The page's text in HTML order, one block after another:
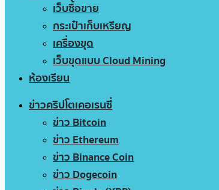
เว็บซื้อขาย
กระเป๋าเก็บเหรียญ
เครื่องขุด
เว็บขุดแบบ Cloud Mining
ห้องเรียน
ข่าวคริปโตเคอเรนซี่
ข่าว Bitcoin
ข่าว Ethereum
ข่าว Binance Coin
ข่าว Dogecoin